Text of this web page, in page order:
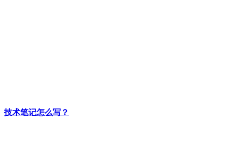
技术笔记怎么写？